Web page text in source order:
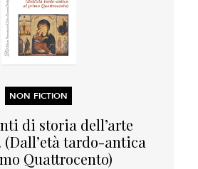
NON FICTION
di storia dell’arte
(Dall’età tardo-antica
Quattrocento)